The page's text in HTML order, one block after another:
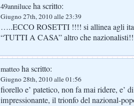
49anniluce ha scritto:
Giugno 27th, 2010 alle 23:39
…..ECCO ROSETTI !!!! si allinea agli
“TUTTI A CASA” altro che
matteo ha scritto:
Giugno 28th, 2010 alle 01:56
fiorello e’ patetico, non fa mai ridere, e’
impressionante, il trionfo del nazional-